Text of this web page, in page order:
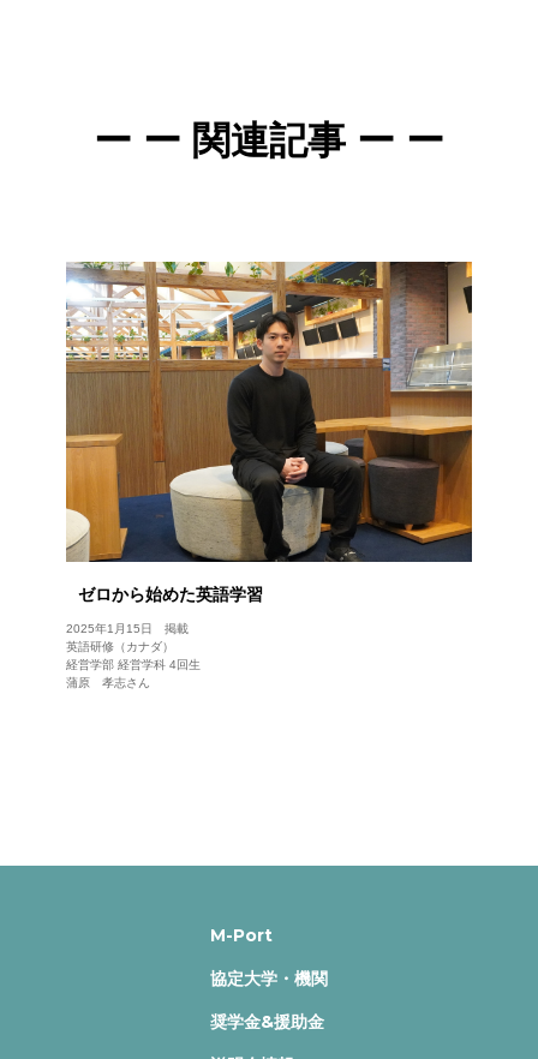
ー ー 関連記事 ー ー
ゼロから始めた英語学習
2025年1月15日 掲載
英語研修（カナダ）
経営学部 経営学科 4回生
蒲原 孝志さん
M-Port
協定大学・機関
奨学金&援助金